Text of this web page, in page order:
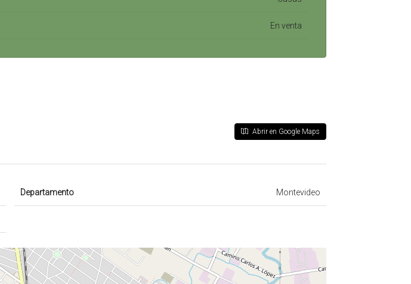
En venta
Abrir en Google Maps
Departamento Montevideo